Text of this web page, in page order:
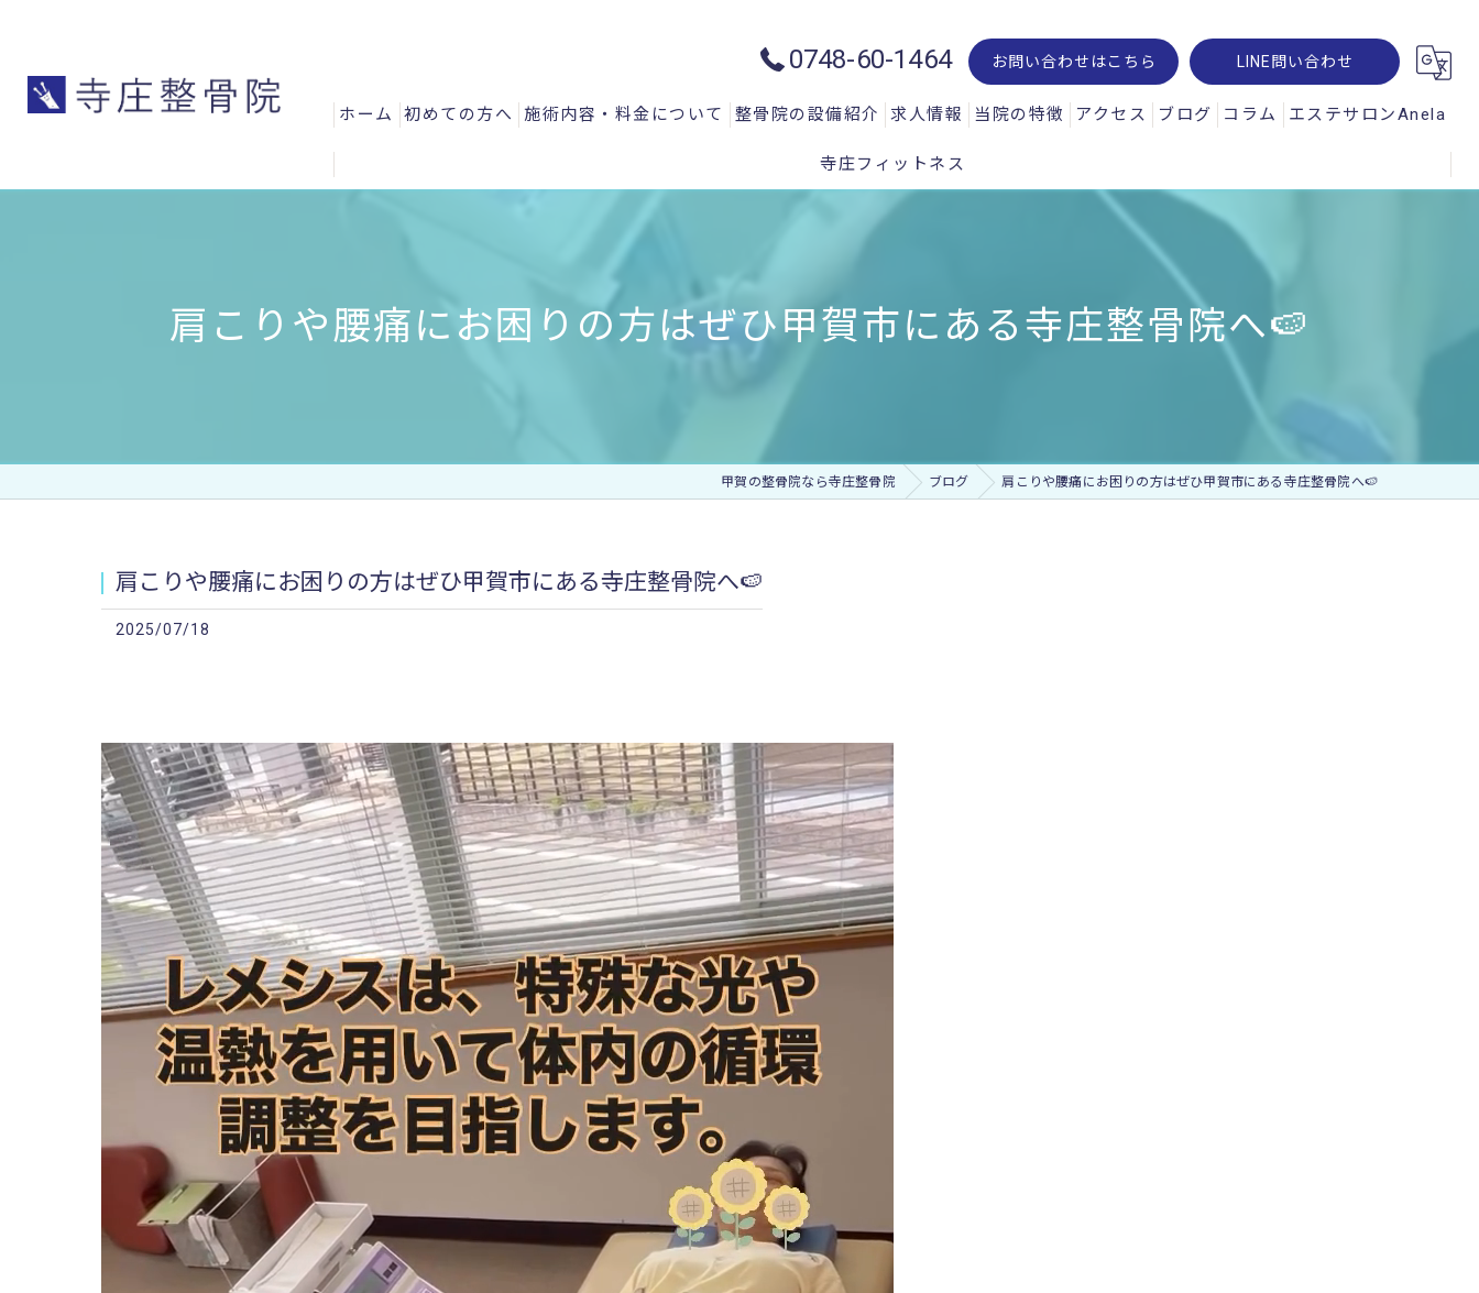
0748-60-1464 お問い合わせはこちら LINE問い合わせ
ホーム 初めての方へ
よくある質問
施術内容・料金について
一般施術メニュー
整骨院の設備紹介
ハイトーン治療器：ハイチャージ
微弱電流治療器：エレサス
加圧治療：MCCⅡマルチカフケア
求人情報 当院の特徴
腰痛
神経痛
アクセス ブログ コラム エステサロンAnela
寺庄フィットネス
肩こりや腰痛にお困りの方はぜひ甲賀市にある寺庄整骨院へ🍉
甲賀の整骨院なら寺庄整骨院 ブログ 肩こりや腰痛にお困りの方はぜひ甲賀市にある寺庄整骨院へ🍉
肩こりや腰痛にお困りの方はぜひ甲賀市にある寺庄整骨院へ🍉
2025/07/18